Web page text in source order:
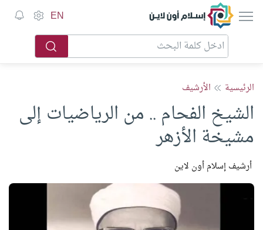
إسلام أون لاين EN
الرئيسية الأرشيف
الشيخ الفحام .. من الرياضيات إلى
مشيخة الأزهر
أرشيف إسلام أون لاين